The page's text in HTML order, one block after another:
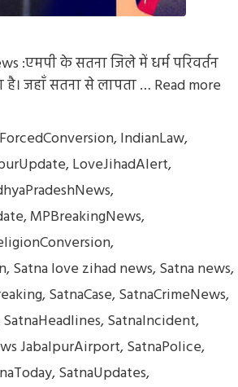
:एमपी के सतना जिले में धर्म परिवर्तन
जहाँ सतना से लापता … Read more
ForcedConversion,IndianLaw,
,LoveJihadAlert,
,
,MPBreakingNews,
,
,Satna love zihad news,Satna news,
,SatnaCase,SatnaCrimeNews,
SatnaHeadlines,SatnaIncident,
JabalpurAirport,SatnaPolice,
,SatnaUpdates,